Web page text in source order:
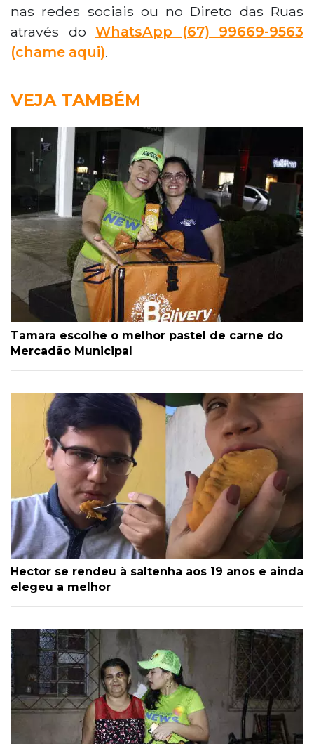
nas redes sociais ou no Direto das Ruas
através do WhatsApp (67) 99669-9563
(chame aqui).
VEJA TAMBÉM
Tamara escolhe o melhor pastel de carne do
Mercadão Municipal
Hector se rendeu à saltenha aos 19 anos e ainda
elegeu a melhor